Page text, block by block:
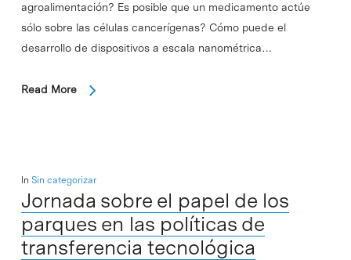
agroalimentación? Es posible que un medicamento actúe
sólo sobre las células cancerígenas? Cómo puede el
desarrollo de dispositivos a escala nanométrica…
Read More
In Sin categorizar
Jornada sobre el papel de los
parques en las políticas de
transferencia tecnológica